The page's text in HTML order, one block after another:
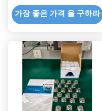
장갑차
가장 좋은 가격 을 구하라